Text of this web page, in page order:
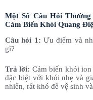
Một Số Câu Hỏi
Cảm Biến Khói Quang
Câu hỏi 1:Ưu điểm và
gì?
Trả lời: Cảm biến khói
đặc biệt với khói nhẹ và
nhiên, rất khó để vệ sinh